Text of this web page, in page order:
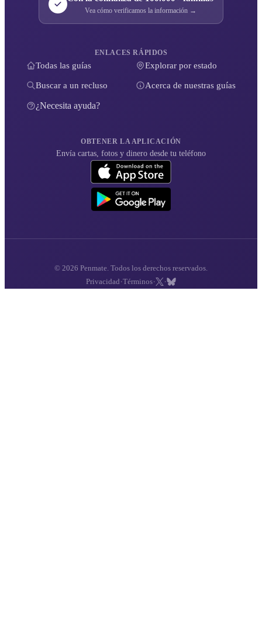
Vea cómo verificamos la información →
ENLACES RÁPIDOS
Todas las guías Explorar por estado
Buscar a un recluso Acerca de nuestras guías
¿Necesita ayuda?
OBTENER LA APLICACIÓN
Envía cartas, fotos y dinero desde tu teléfono
© 2026 Penmate. Todos los derechos reservados.
Privacidad ·Términos· ·